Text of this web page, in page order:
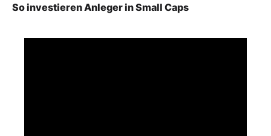
So investieren Anleger in Small Caps